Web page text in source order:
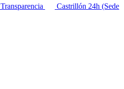
Transparencia
Castrillón 24h (Sede